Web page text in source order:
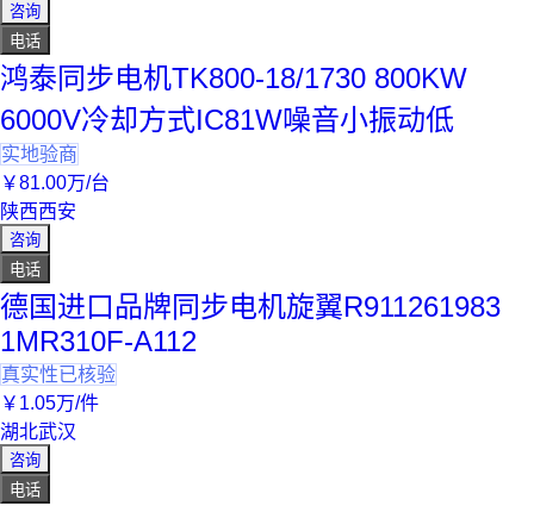
咨询
电话
鸿泰同步电机TK800-18/1730 800KW
6000V冷却方式IC81W噪音小振动低
实地验商
￥81.00万/台
陕西西安
咨询
电话
德国进口品牌同步电机旋翼R911261983
1MR310F-A112
真实性已核验
￥ 1.05万/件
湖北武汉
咨询
电话